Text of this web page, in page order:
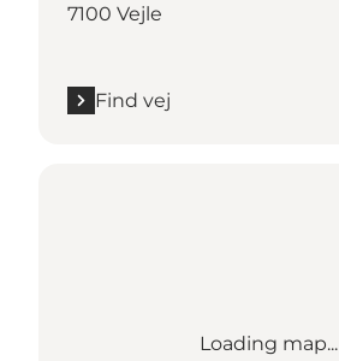
7100 Vejle
Find vej
Loading map...